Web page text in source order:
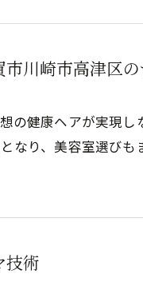
川崎市高津区
の健康ヘアが実現し
なり、美容室選びも
技術